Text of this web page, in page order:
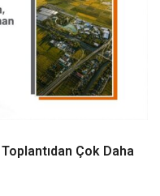
Çok Daha